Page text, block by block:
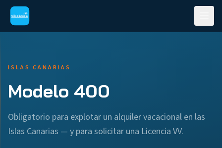
ISLAS CANARIAS
Modelo 400
Obligatorio para explotar un alquiler vacacional en las
Islas Canarias — y para solicitar una Licencia VV.